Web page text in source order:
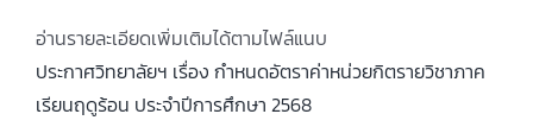
อ่านรายละเอียดเพิ่มเติมได้ตามไฟล์แนบ
ประกาศวิทยาลัยฯ เรื่อง กำหนดอัตราค่าหน่วยกิตรายวิชาภาค
เรียนฤดูร้อน ประจำปีการศึกษา 2568